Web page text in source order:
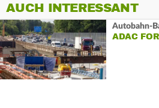
AUCH INTERESSANT
Autobahn-
ADAC